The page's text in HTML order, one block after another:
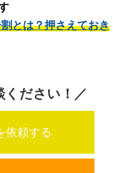
とは？押さえておき
ください！／
依頼する